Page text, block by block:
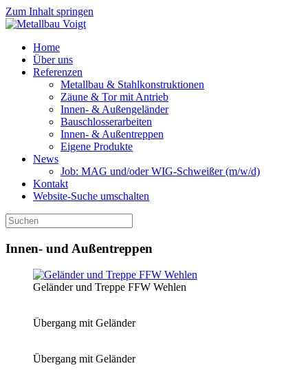
Zum Inhalt springen
Home
Über uns
Referenzen
Metallbau & Stahl­konstruktionen
Zäune & Tor mit Antrieb
Innen- & Außengeländer
Bauschlosserarbeiten
Innen- & Außentreppen
Eigene Produkte
News
Job: MAG und/oder WIG-Schweißer (m/w/d)
Kontakt
Website-Suche umschalten
Innen- und Außen­treppen
Geländer und Treppe FFW Wehlen
Übergang mit Geländer
Übergang mit Geländer